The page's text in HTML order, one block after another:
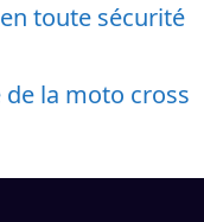
toute sécurité
la moto cross